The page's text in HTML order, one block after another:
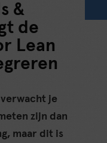
&
de
Lean
je
zijn dan
maar dit is